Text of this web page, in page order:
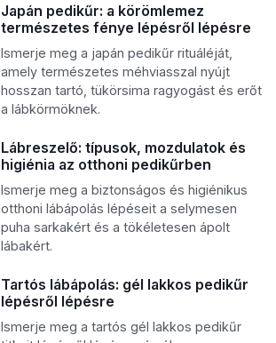
Japán pedikűr: a körömlemez
természetes fénye lépésről lépésre
Ismerje meg a japán pedikűr rituáléját,
amely természetes méhviasszal nyújt
hosszan tartó, tükörsima ragyogást és erőt
a lábkörmöknek.
Lábreszelő: típusok, mozdulatok és
higiénia az otthoni pedikűrben
Ismerje meg a biztonságos és higiénikus
otthoni lábápolás lépéseit a selymesen
puha sarkakért és a tökéletesen ápolt
lábakért.
Tartós lábápolás: gél lakkos pedikűr
lépésről lépésre
Ismerje meg a tartós gél lakkos pedikűr